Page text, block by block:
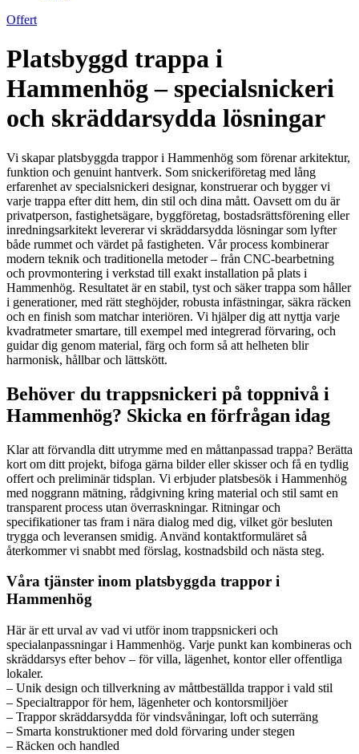
Offert
Platsbyggd trappa i
Hammenhög – specialsnickeri
och skräddarsydda lösningar
Vi skapar platsbyggda trappor i Hammenhög som förenar arkitektur,
funktion och genuint hantverk. Som snickeriföretag med lång
erfarenhet av specialsnickeri designar, konstruerar och bygger vi
varje trappa efter ditt hem, din stil och dina mått. Oavsett om du är
privatperson, fastighetsägare, byggföretag, bostadsrättsförening eller
inredningsarkitekt levererar vi skräddarsydda lösningar som lyfter
både rummet och värdet på fastigheten. Vår process kombinerar
modern teknik och traditionella metoder – från CNC-bearbetning
och provmontering i verkstad till exakt installation på plats i
Hammenhög. Resultatet är en stabil, tyst och säker trappa som håller
i generationer, med rätt steghöjder, robusta infästningar, säkra räcken
och en finish som matchar interiören. Vi hjälper dig att nyttja varje
kvadratmeter smartare, till exempel med integrerad förvaring, och
guidar dig genom material, färg och form så att helheten blir
harmonisk, hållbar och lättskött.
Behöver du trappsnickeri på toppnivå i
Hammenhög? Skicka en förfrågan idag
Klar att förvandla ditt utrymme med en måttanpassad trappa? Berätta
kort om ditt projekt, bifoga gärna bilder eller skisser och få en tydlig
offert och preliminär tidsplan. Vi erbjuder platsbesök i Hammenhög
med noggrann mätning, rådgivning kring material och stil samt en
transparent process utan överraskningar. Ritningar och
specifikationer tas fram i nära dialog med dig, vilket gör besluten
trygga och leveransen smidig. Använd kontaktformuläret så
återkommer vi snabbt med förslag, kostnadsbild och nästa steg.
Våra tjänster inom platsbyggda trappor i
Hammenhög
Här är ett urval av vad vi utför inom trappsnickeri och
specialanpassningar i Hammenhög. Varje punkt kan kombineras och
skräddarsys efter behov – för villa, lägenhet, kontor eller offentliga
lokaler.
– Unik design och tillverkning av måttbeställda trappor i vald stil
– Specialtrappor för hem, lägenheter och kontorsmiljöer
– Trappor skräddarsydda för vindsvåningar, loft och suterräng
– Smarta konstruktioner med dold förvaring under stegen
– Räcken och handled